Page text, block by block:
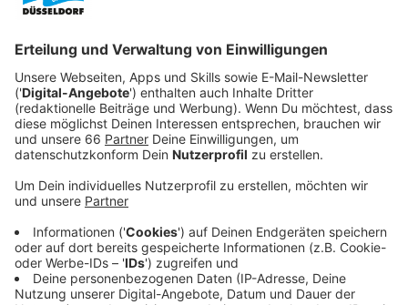
Veröffentlicht:
Anzeige
Nach langer Abwesenheit kehrt sie in ihre Heimatstadt
Purgatory zurück und wird dort mit ihrer
Familienvergangenheit konfrontiert. Die Verbrecher,
die einst ihr Ur-Urgroßvater zur Strecke brachte, sind
wieder auferstanden und nur Wynonna kann sie mithilfe
von Wyatts Colt "Peacemaker" zurück in die Hölle
befördern. Gemeinsam mit ihrer Schwester Waverly
(Dominique Provost-Chalkley) und ihren Helfern stellt
sich Wynonna dem Kampf gegen das Böse.